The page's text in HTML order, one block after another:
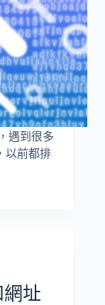
遇到很多
以前都排
址